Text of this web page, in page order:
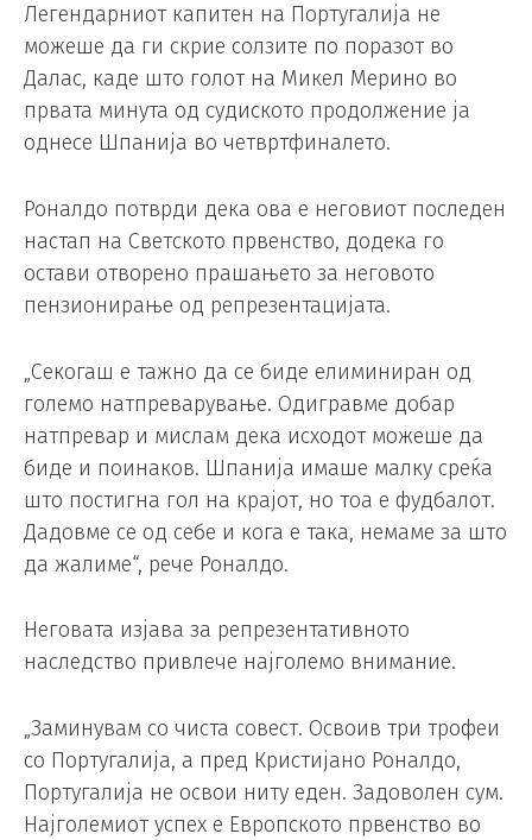
Легендарниот капитен на Португалија не
можеше да ги скрие солзите по поразот во
Далас, каде што голот на Микел Мерино во
првата минута од судиското продолжение ја
однесе Шпанија во четвртфиналето.
Роналдо потврди дека ова е неговиот последен
настап на Светското првенство, додека го
остави отворено прашањето за неговото
пензионирање од репрезентацијата.
„Секогаш е тажно да се биде елиминиран од
големо натпреварување. Одигравме добар
натпревар и мислам дека исходот можеше да
биде и поинаков. Шпанија имаше малку среќа
што постигна гол на крајот, но тоа е фудбалот.
Дадовме се од себе и кога е така, немаме за што
да жалиме“, рече Роналдо.
Неговата изјава за репрезентативното
наследство привлече најголемо внимание.
„Заминувам со чиста совест. Освоив три трофеи
со Португалија, а пред Кристијано Роналдо,
Португалија не освои ниту еден. Задоволен сум.
Најголемиот успех е Европското првенство во